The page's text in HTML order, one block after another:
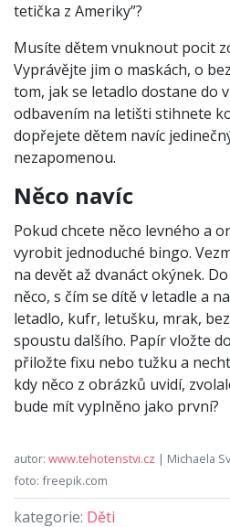
tetička z Ameriky”?
Musíte dětem vnuknout pocit
Vyprávějte jim o maskách, o
tom, jak se letadlo dostane do
odbavením na letišti stihnete
dopřejete dětem navíc
nezapomenou.
Něco navíc
Pokud chcete něco levného a
vyrobit jednoduché bingo.
na devět až dvanáct okýnek.
něco, s čím se dítě v letadle a
letadlo, kufr, letušku, mrak,
spoustu dalšího. Papír vložte
přiložte fixu nebo tužku a
kdy něco z obrázků uvidí,
bude mít vyplněno jako první?
autor: www.tehotenstvi.cz | Michaela
foto: freepik.com
kategorie: Děti